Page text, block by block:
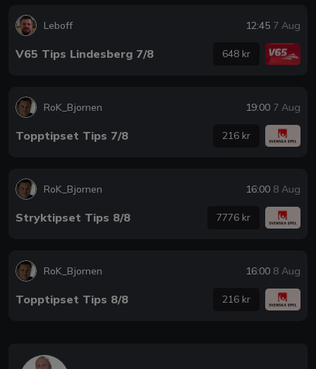
Leboff 12:45 7 Aug
V65 Tips Lindesberg 7/8 648 kr
RoK_Bjornen 19:00 7 Aug
Topptipset Tips 7/8 216 kr
RoK_Bjornen 16:00 8 Aug
Stryktipset Tips 8/8 7776 kr
RoK_Bjornen 16:00 8 Aug
Topptipset Tips 8/8 216 kr